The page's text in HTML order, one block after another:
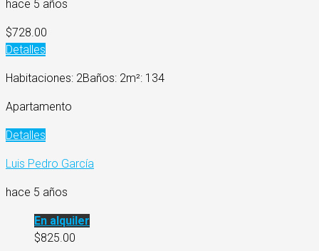
hace 5 años
$728.00
Detalles
Habitaciones: 2Baños: 2m²: 134
Apartamento
Detalles
Luis Pedro García
hace 5 años
En alquiler
$825.00